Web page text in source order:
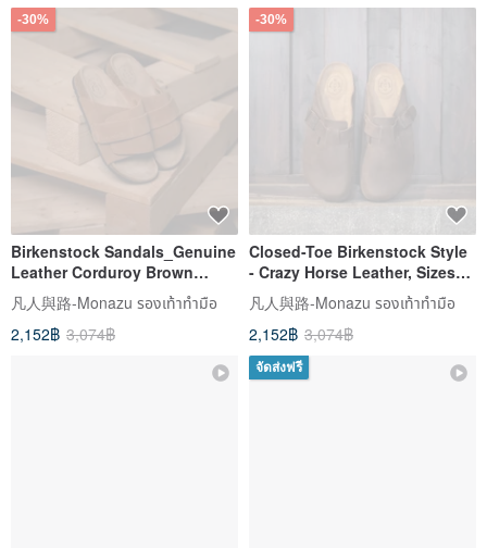
-30%
Birkenstock Sandals_Genuine
Leather Corduroy Brown
Kyoto Corduroy Sizes 35-45
Unisex Listing
凡人與路-Monazu รองเท้าทำมือ
2,152฿ 3,074฿
-30%
Closed-Toe Birkenstock Style
- Crazy Horse Leather, Sizes
35-45, Women's Listing
凡人與路-Monazu รองเท้าทำมือ
2,152฿ 3,074฿
จัดส่งฟรี